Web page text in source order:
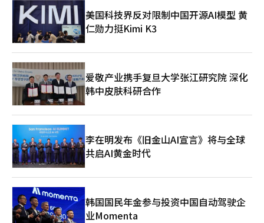
美国科技界反对限制中国开源AI模型 黄
仁勋力挺Kimi K3
爱敬产业携手复旦大学张江研究院 深化
韩中皮肤科研合作
李在明发布《旧金山AI宣言》将与全球
共启AI黄金时代
韩国国民年金参与投资中国自动驾驶企
业Momenta